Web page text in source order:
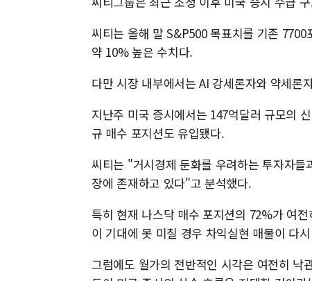
씨티는 올해 말 S&P500 목표치를 기존
약 10% 높은 수치다.
다만 시장 내부에서는 AI 강세론자와 약세론
지난주 미국 증시에서는 147억달러 규모의
규 매수 포지션도 유입됐다.
씨티는 "거시경제 둔화를 우려하는 투자자
장에 존재하고 있다"고 분석했다.
특히 현재 나스닥 매수 포지션의 72%가 여
이 기대에 못 미칠 경우 차익실현 매물이 다
그럼에도 월가의 전반적인 시각은 여전히